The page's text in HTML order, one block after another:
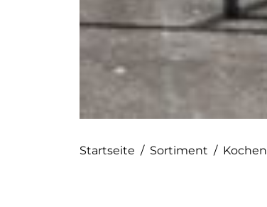
Startseite / Sortiment / Kochen